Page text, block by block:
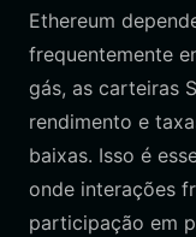
Ethereum
frequentemente
gás, as carteiras
rendimento e
baixas. Isso é
onde interações
participação em